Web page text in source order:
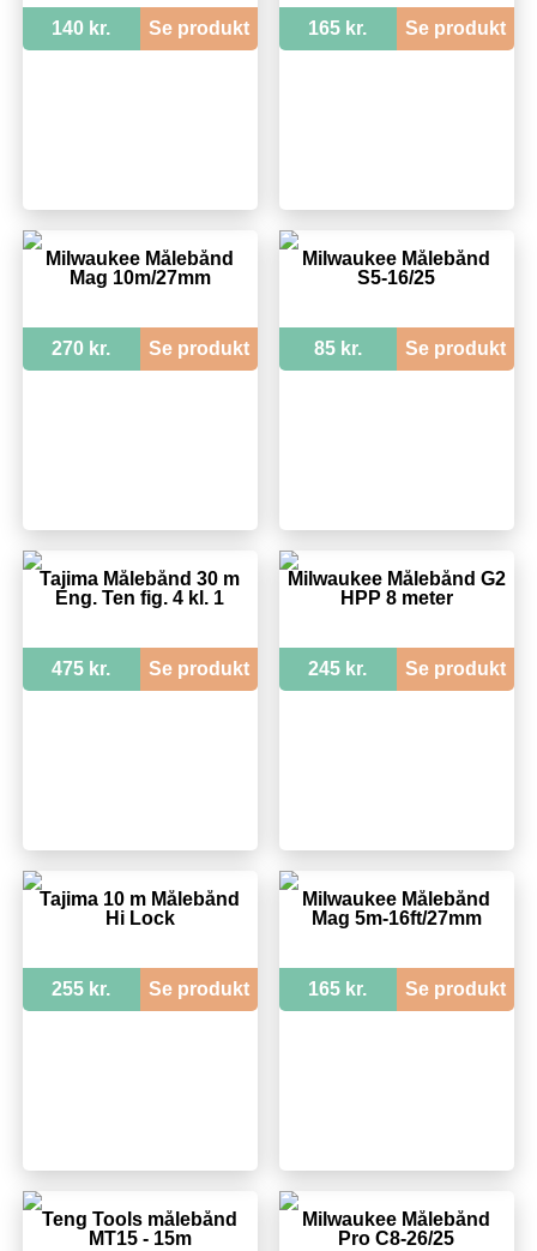
140 kr. Se produkt 165 kr. Se produkt
Milwaukee Målebånd
Mag 10m/27mm
270 kr. Se produkt
Milwaukee Målebånd
S5-16/25
85 kr. Se produkt
Tajima Målebånd 30 m
Eng. Ten fig. 4 kl. 1
475 kr. Se produkt
Milwaukee Målebånd G2
HPP 8 meter
245 kr. Se produkt
Tajima 10 m Målebånd
Hi Lock
255 kr. Se produkt
Milwaukee Målebånd
Mag 5m-16ft/27mm
165 kr. Se produkt
Teng Tools målebånd
MT15 - 15m
Milwaukee Målebånd
Pro C8-26/25